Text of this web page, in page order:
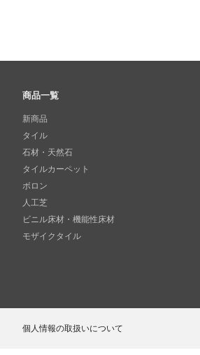
商品一覧
新商品
タイル
石材・天然石
タイルカーペット
ボロン
人工芝
ビニル床材・機能性床材
モザイクタイル
個人情報の取扱いについて